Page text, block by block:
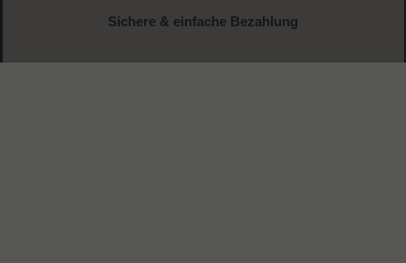
Sichere & einfache Bezahlung